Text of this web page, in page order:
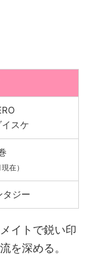
スケ
在）
タジー
イトで鋭い印
を深める。